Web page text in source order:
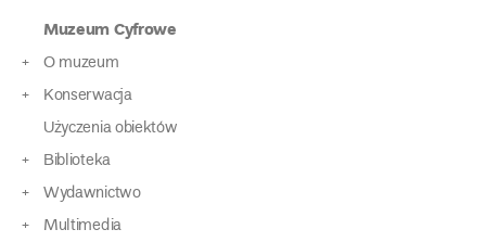
Muzeum Cyfrowe
O muzeum
Konserwacja
Użyczenia obiektów
Biblioteka
Wydawnictwo
Multimedia